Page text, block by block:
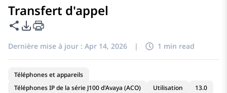
Transfert d'appel
Partager cette page
Options d'exportation PDF
Dernière mise à jour : Apr 14, 2026 | 1 min read
Téléphones et appareils
Téléphones IP de la série J100 d'Avaya (ACO)
Utilisation 13.0